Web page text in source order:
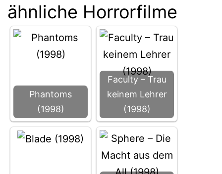
ähnliche Horrorfilme
Phantoms
(1998)
Faculty – Trau
keinem Lehrer
(1998)